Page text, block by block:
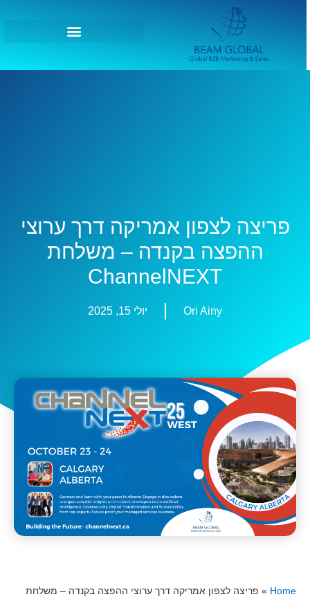
פריצה לצפון אמריקה דרך ערוצי
ההפצה בקנדה – משלחת
ChannelNEXT
Ori Ainy יולי 15, 2025
Home
» פריצה לצפון אמריקה דרך ערוצי ההפצה בקנדה – משלחת